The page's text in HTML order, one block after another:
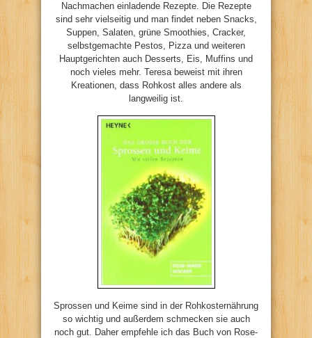
Nachmachen einladende Rezepte. Die Rezepte
sind sehr vielseitig und man findet neben Snacks,
Suppen, Salaten, grüne Smoothies, Cracker,
selbstgemachte Pestos, Pizza und weiteren
Hauptgerichten auch Desserts, Eis, Muffins und
noch vieles mehr. Teresa beweist mit ihren
Kreationen, dass Rohkost alles andere als
langweilig ist.
Sprossen und Keime sind in der Rohkosternährung
so wichtig und außerdem schmecken sie auch
noch gut. Daher empfehle ich das Buch von Rose-